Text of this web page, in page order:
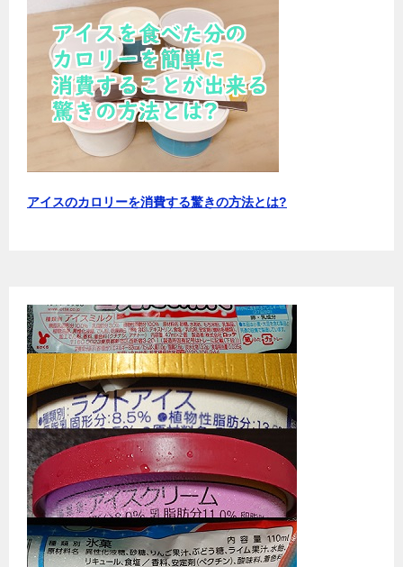
アイスのカロリーを消費する驚きの方法とは?